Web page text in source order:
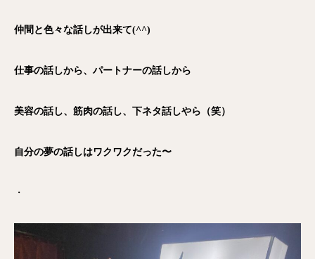
仲間と色々な話しが出来て(^^)
仕事の話しから、パートナーの話しから
美容の話し、筋肉の話し、下ネタ話しやら（笑）
自分の夢の話しはワクワクだった〜
・